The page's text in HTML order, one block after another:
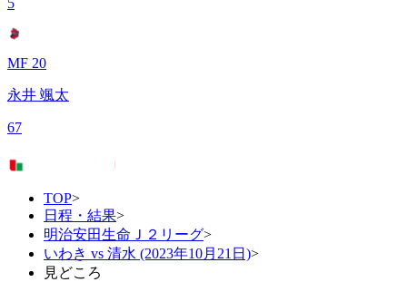
5
MF 20
永井 颯太
67
TOP>
日程・結果>
明治安田生命Ｊ２リーグ>
いわき vs 清水 (2023年10月21日)>
見どころ